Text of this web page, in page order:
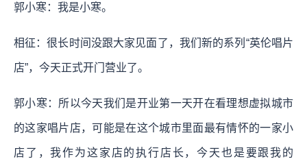
郭小寒：我是小寒。
相征：很长时间没跟大家见面了，我们新的系列“英伦唱片
店”，今天正式开门营业了。
郭小寒：所以今天我们是开业第一天开在看理想虚拟城市
的这家唱片店，可能是在这个城市里面最有情怀的一家小
店了，我作为这家店的执行店长，今天也是要跟我的